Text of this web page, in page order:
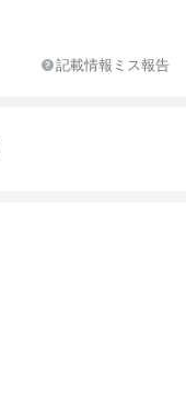
記載情報ミス報告